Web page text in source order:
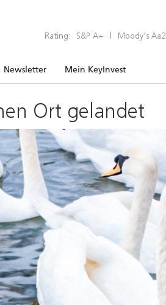
Rating: S&P A+ | Moody’s Aa2
Newsletter Mein KeyInvest
Ort gelandet